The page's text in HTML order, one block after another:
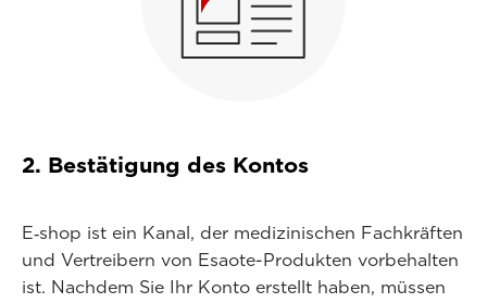
2. Bestätigung des Kontos
E‑shop ist ein Kanal, der medizinischen Fachkräften
und Vertreibern von Esaote-Produkten vorbehalten
ist. Nachdem Sie Ihr Konto erstellt haben, müssen